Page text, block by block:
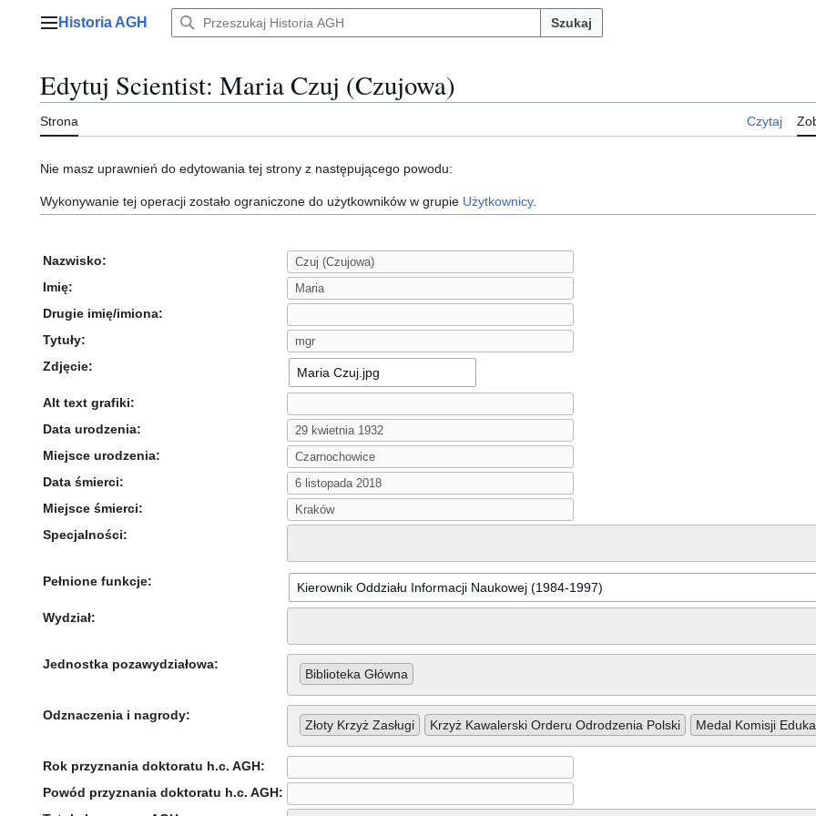
Menu główne
Historia AGH Szukaj
Edytuj Scientist: Maria Czuj (Czujowa)
Strona Czytaj
Nie masz uprawnień do edytowania tej strony z następującego powodu:
Wykonywanie tej operacji zostało ograniczone do użytkowników w grupie Użytkownicy.
Nazwisko:
Imię:
Drugie imię/imiona:
Tytuły:
Zdjęcie:
Alt text grafiki:
Data urodzenia:
Miejsce urodzenia:
Data śmierci:
Miejsce śmierci:
Specjalności:
Pełnione funkcje:
Wydział:
Jednostka pozawydziałowa:
Biblioteka Główna
Odznaczenia i nagrody:
Złoty Krzyż Zasługi Krzyż Kawalerski Orderu Odrodzenia Polski Medal Komisji
Rok przyznania doktoratu h.c. AGH:
Powód przyznania doktoratu h.c. AGH: